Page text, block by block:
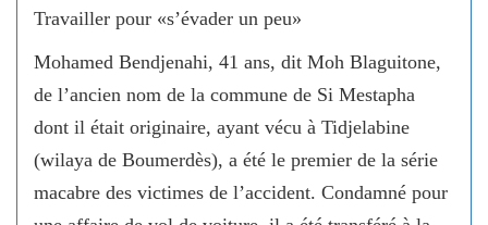
Travailler pour «s’évader un peu»
Mohamed Bendjenahi, 41 ans, dit Moh Blaguitone,
de l’ancien nom de la commune de Si Mestapha
dont il était originaire, ayant vécu à Tidjelabine
(wilaya de Boumerdès), a été le premier de la série
macabre des victimes de l’accident. Condamné pour